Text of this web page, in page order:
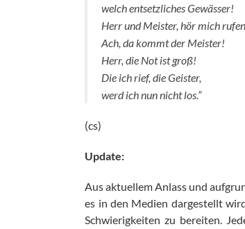
welch entsetzliches Gewässer!
Herr und Meister, hör mich
Ach, da kommt der Meister!
Herr, die Not ist groß!
Die ich rief, die Geister,
werd ich nun nicht los.“
(cs)
Update:
Aus aktuellem Anlass und
es in den Medien dargestellt
Schwierigkeiten zu bereiten.